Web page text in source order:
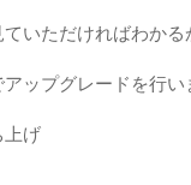
いただければわか
ップグレードを行い
上げ